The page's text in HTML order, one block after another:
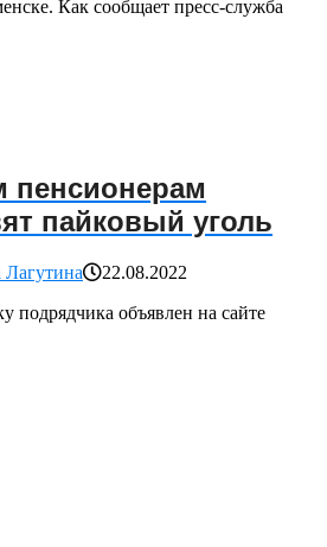
Как сообщает пресс-служба
пенсионерам
пайковый уголь
Лагутина
22.08.2022
подрядчика объявлен на сайте